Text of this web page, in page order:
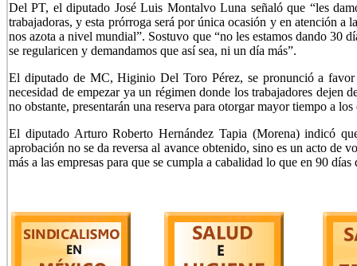
Del PT, el diputado José Luis Montalvo Luna señaló que “les
trabajadoras, y esta prórroga será por única ocasión y en atención a
nos azota a nivel mundial”. Sostuvo que “no les estamos dando 30
se regularicen y demandamos que así sea, ni un día más”.
El diputado de MC, Higinio Del Toro Pérez, se pronunció a
necesidad de empezar ya un régimen donde los trabajadores dejen
no obstante, presentarán una reserva para otorgar mayor tiempo a los
El diputado Arturo Roberto Hernández Tapia (Morena) indicó
aprobación no se da reversa al avance obtenido, sino es un acto de
más a las empresas para que se cumpla a cabalidad lo que en 90 días